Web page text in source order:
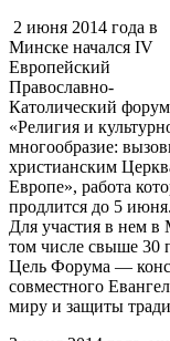
2 июня 2014 года в
Минске начался IV
Европейский
Православно-
Католический форум
«Религия и
многообразие:
христианским
Европе», работа
продлится до 5 июня.
Для участия в нем в
том числе свыше 30
Цель Форума —
совместного
миру и защиты